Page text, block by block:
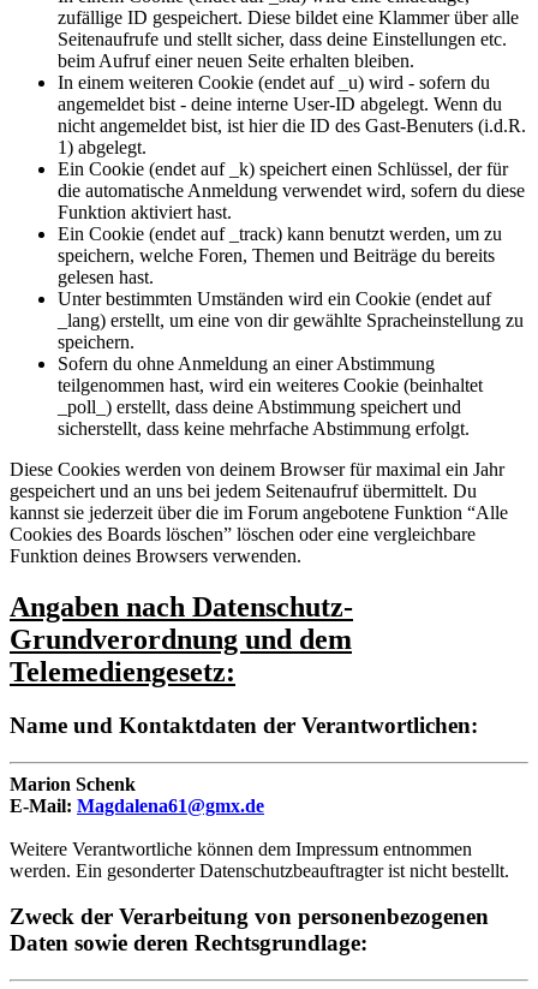
zufällige ID gespeichert. Diese bildet eine Klammer über alle
Seitenaufrufe und stellt sicher, dass deine Einstellungen etc.
beim Aufruf einer neuen Seite erhalten bleiben.
In einem weiteren Cookie (endet auf _u) wird - sofern du
angemeldet bist - deine interne User-ID abgelegt. Wenn du
nicht angemeldet bist, ist hier die ID des Gast-Benuters (i.d.R.
1) abgelegt.
Ein Cookie (endet auf _k) speichert einen Schlüssel, der für
die automatische Anmeldung verwendet wird, sofern du diese
Funktion aktiviert hast.
Ein Cookie (endet auf _track) kann benutzt werden, um zu
speichern, welche Foren, Themen und Beiträge du bereits
gelesen hast.
Unter bestimmten Umständen wird ein Cookie (endet auf
_lang) erstellt, um eine von dir gewählte Spracheinstellung zu
speichern.
Sofern du ohne Anmeldung an einer Abstimmung
teilgenommen hast, wird ein weiteres Cookie (beinhaltet
_poll_) erstellt, dass deine Abstimmung speichert und
sicherstellt, dass keine mehrfache Abstimmung erfolgt.
Diese Cookies werden von deinem Browser für maximal ein Jahr
gespeichert und an uns bei jedem Seitenaufruf übermittelt. Du
kannst sie jederzeit über die im Forum angebotene Funktion “Alle
Cookies des Boards löschen” löschen oder eine vergleichbare
Funktion deines Browsers verwenden.
Angaben nach Datenschutz-
Grundverordnung und dem
Telemediengesetz:
Name und Kontaktdaten der Verantwortlichen:
Marion Schenk
E-Mail: Magdalena61@gmx.de
Weitere Verantwortliche können dem Impressum entnommen
werden. Ein gesonderter Datenschutzbeauftragter ist nicht bestellt.
Zweck der Verarbeitung von personenbezogenen
Daten sowie deren Rechtsgrundlage: